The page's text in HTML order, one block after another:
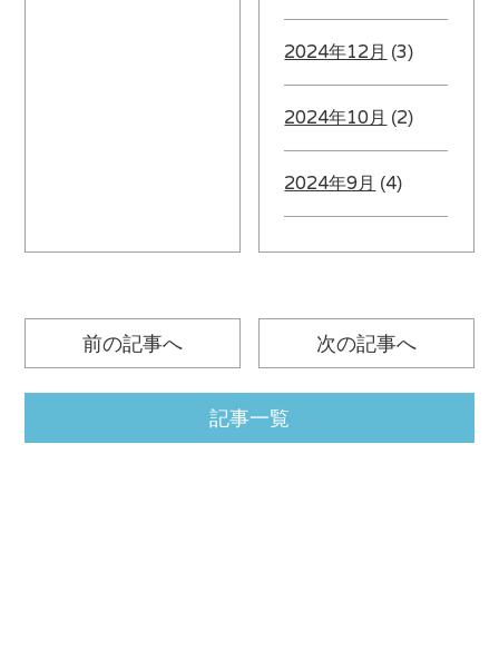
2024年12月 (3)
2024年10月 (2)
2024年9月 (4)
前の記事へ
記事一覧
次の記事へ